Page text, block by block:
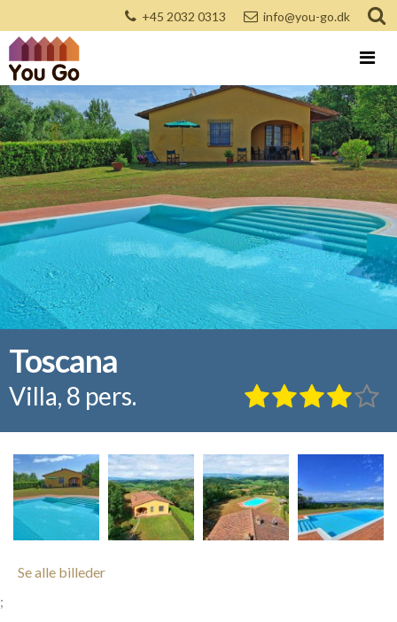
+45 2032 0313 info@you-go.dk
Toscana
Villa, 8 pers.
Se alle billeder
;